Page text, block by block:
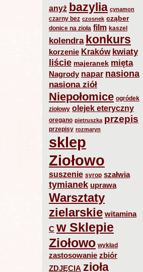
anyż bazylia cynamon
czarny bez czosnek cząber
donice na zioła film kaszel
kolendra konkurs
korzenie Kraków kwiaty
liście majeranek mięta
Nagrody napar nasiona
nasiona ziół
Niepołomice ogródek
ziołowy olejek eteryczny
oregano pietruszka przepis
przepisy rozmaryn
sklep
Ziołowo
suszenie syrop szałwia
tymianek uprawa
Warsztaty
zielarskie witamina
C w Sklepie
Ziołowo wykład
zastosowanie zbiór
ZDJĘCIA zioła